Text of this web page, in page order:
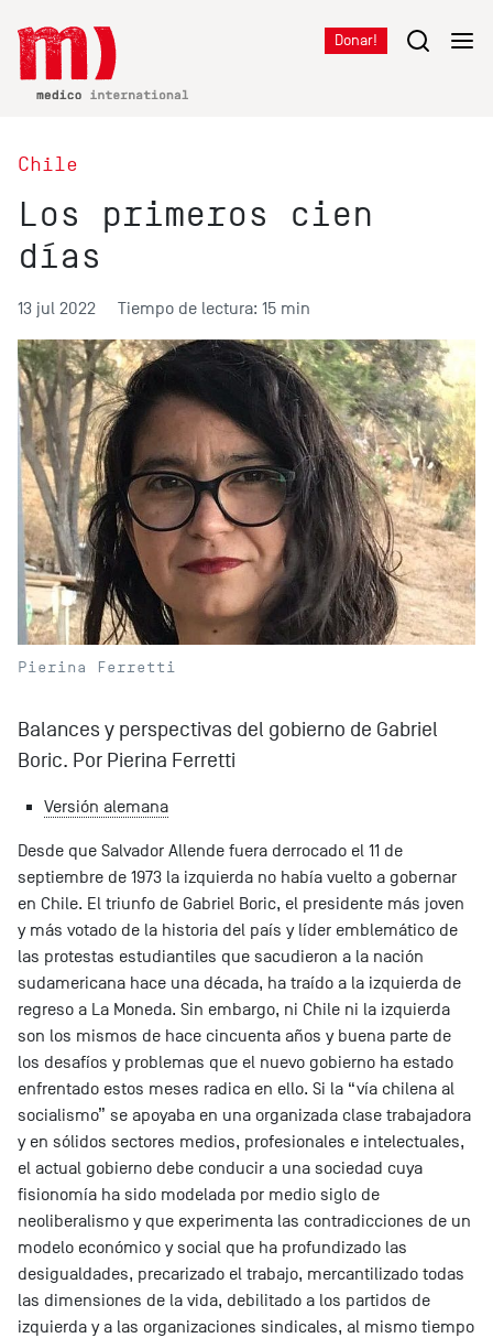
Donar!
Chile
Los primeros cien
días
13 jul 2022 Tiempo de lectura: 15 min
Pierina Ferretti
Balances y perspectivas del gobierno de Gabriel
Boric. Por Pierina Ferretti
Versión alemana
Desde que Salvador Allende fuera derrocado el 11 de
septiembre de 1973 la izquierda no había vuelto a gobernar
en Chile. El triunfo de Gabriel Boric, el presidente más joven
y más votado de la historia del país y líder emblemático de
las protestas estudiantiles que sacudieron a la nación
sudamericana hace una década, ha traído a la izquierda de
regreso a La Moneda. Sin embargo, ni Chile ni la izquierda
son los mismos de hace cincuenta años y buena parte de
los desafíos y problemas que el nuevo gobierno ha estado
enfrentado estos meses radica en ello. Si la “vía chilena al
socialismo” se apoyaba en una organizada clase trabajadora
y en sólidos sectores medios, profesionales e intelectuales,
el actual gobierno debe conducir a una sociedad cuya
fisionomía ha sido modelada por medio siglo de
neoliberalismo y que experimenta las contradicciones de un
modelo económico y social que ha profundizado las
desigualdades, precarizado el trabajo, mercantilizado todas
las dimensiones de la vida, debilitado a los partidos de
izquierda y a las organizaciones sindicales, al mismo tiempo